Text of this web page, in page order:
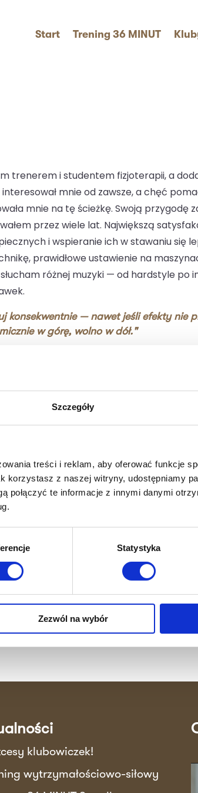
Szczegóły
treści i reklam, aby oferować funkcje
korzystasz z naszej witryny, udostępniamy
połączyć te informacje z innymi danymi
Statystyka
Zezwól na wybór
Start Trening 36 MINUT
trenerem i studentem fizjoterapii, a
mnie od zawsze, a chęć
mnie na tę ścieżkę. Swoją przygodę
przez wiele lat. Największą
i wspieranie ich w stawaniu się
prawidłowe ustawienie na
różnej muzyki — od hardstyle
konsekwentnie — nawet jeśli efekty nie
w górę, wolno w dół."
już dziś i umów się na pierwszą
trenerem. Czas to efekt!
klubowiczek!
wytrzymałościowo-siłowy